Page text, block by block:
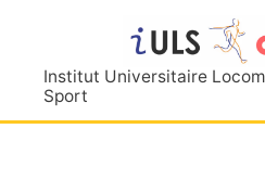
contenuInstitut Universitaire
Sport